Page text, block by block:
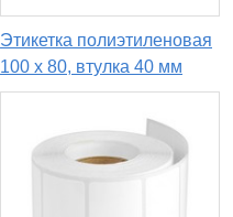
Этикетка полиэтиленовая
100 x 80, втулка 40 мм